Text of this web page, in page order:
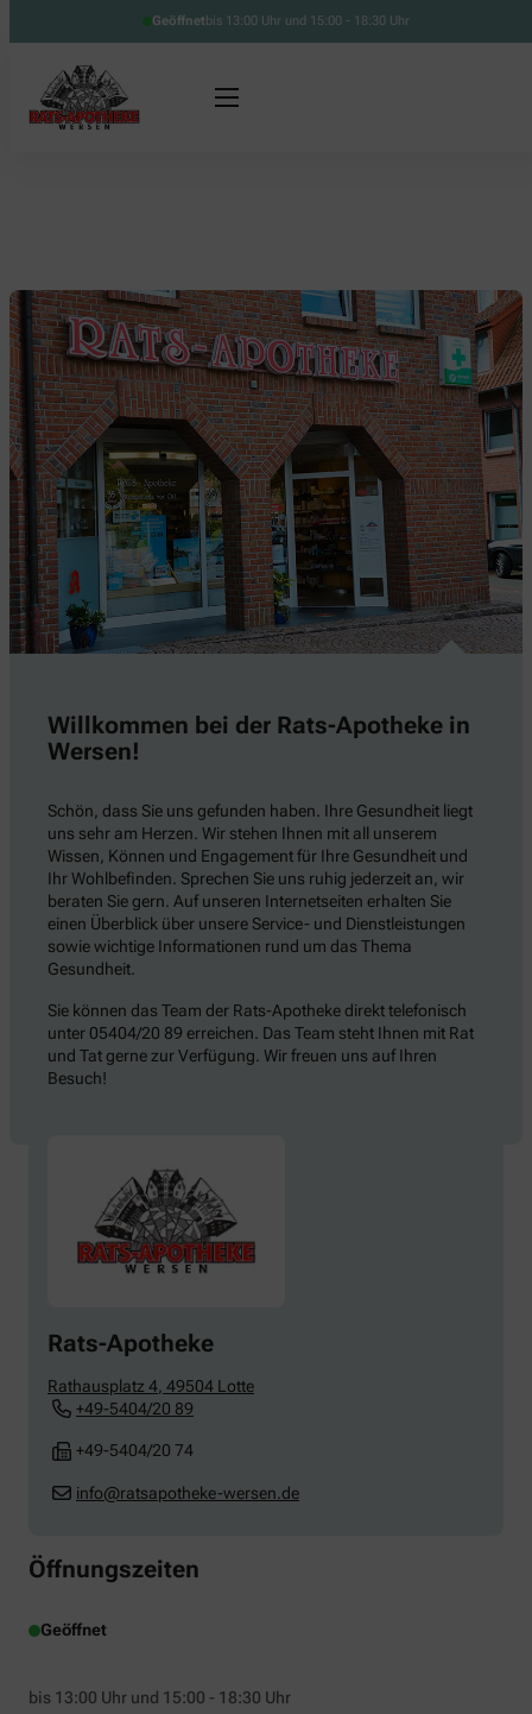
Geöffnetbis 13:00 Uhr und 15:00 - 18:30 Uhr
Willkommen bei der Rats-Apotheke in
Wersen!
Schön, dass Sie uns gefunden haben. Ihre Gesundheit liegt
uns sehr am Herzen. Wir stehen Ihnen mit all unserem
Wissen, Können und Engagement für Ihre Gesundheit und
Ihr Wohlbefinden. Sprechen Sie uns ruhig jederzeit an, wir
beraten Sie gern. Auf unseren Internetseiten erhalten Sie
einen Überblick über unsere Service- und Dienstleistungen
sowie wichtige Informationen rund um das Thema
Gesundheit.
Sie können das Team der Rats-Apotheke direkt telefonisch
unter 05404/20 89 erreichen. Das Team steht Ihnen mit Rat
und Tat gerne zur Verfügung. Wir freuen uns auf Ihren
Besuch!
Rats-Apotheke
Rathausplatz 4, 49504 Lotte
+49-5404/20 89
+49-5404/20 74
info@ratsapotheke-wersen.de
Öffnungszeiten
Geöffnet
bis 13:00 Uhr und 15:00 - 18:30 Uhr